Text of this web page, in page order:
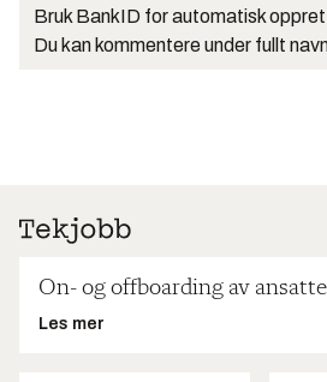
Bruk BankID for automatisk
Du kan kommentere under fullt
On- og offboarding av ansatte
Les mer